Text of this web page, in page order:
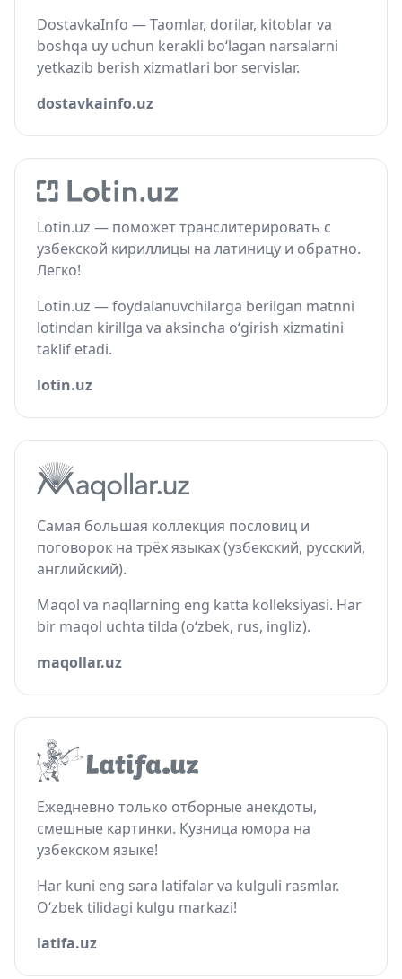
DostavkaInfo — Taomlar, dorilar, kitoblar va
boshqa uy uchun kerakli bo‘lagan narsalarni
yetkazib berish xizmatlari bor servislar.
dostavkainfo.uz
Lotin.uz — поможет транслитерировать с
узбекской кириллицы на латиницу и обратно.
Легко!
Lotin.uz — foydalanuvchilarga berilgan matnni
lotindan kirillga va aksincha o‘girish xizmatini
taklif etadi.
lotin.uz
Самая большая коллекция пословиц и
поговорок на трёх языках (узбекский, русский,
английский).
Maqol va naqllarning eng katta kolleksiyasi. Har
bir maqol uchta tilda (o‘zbek, rus, ingliz).
maqollar.uz
Ежедневно только отборные анекдоты,
смешные картинки. Кузница юмора на
узбекском языке!
Har kuni eng sara latifalar va kulguli rasmlar.
O‘zbek tilidagi kulgu markazi!
latifa.uz